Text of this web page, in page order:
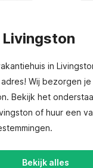
in
Wij bezorgen
Bekijk het
of huur een
Bekijk alles